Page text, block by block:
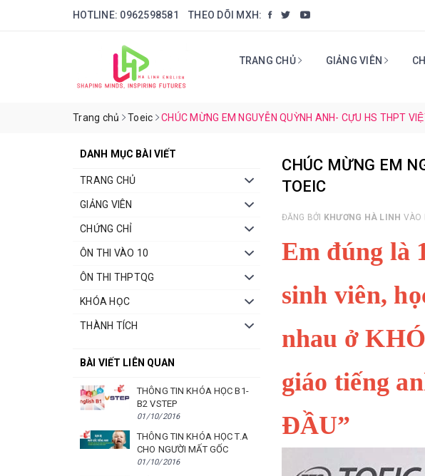
HOTLINE: 0962598581 THEO DÕI MXH:
TRANG CHỦ GIẢNG VIÊN
Trang chủ Toeic CHÚC MỪNG EM NGUYỄN QUỲNH ANH- CỰU HS THPT
CHÚC MỪNG EM
TOEIC
ĐĂNG BỞI KHƯƠNG HÀ LINH VÀO
Em đúng là
sinh viên,
nhau ở
giáo tiếng
ĐẦU”
DANH MỤC BÀI VIẾT
TRANG CHỦ
GIẢNG VIÊN
CHỨNG CHỈ
ÔN THI VÀO 10
ÔN THI THPTQG
KHÓA HỌC
THÀNH TÍCH
BÀI VIẾT LIÊN QUAN
THÔNG TIN KHÓA HỌC B1-
B2 VSTEP
01/10/2016
THÔNG TIN KHÓA HỌC T.A
CHO NGƯỜI MẤT GỐC
01/10/2016